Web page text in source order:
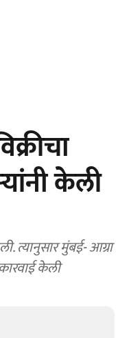
केली
त्यानुसार मुंबई- आग्रा
केली